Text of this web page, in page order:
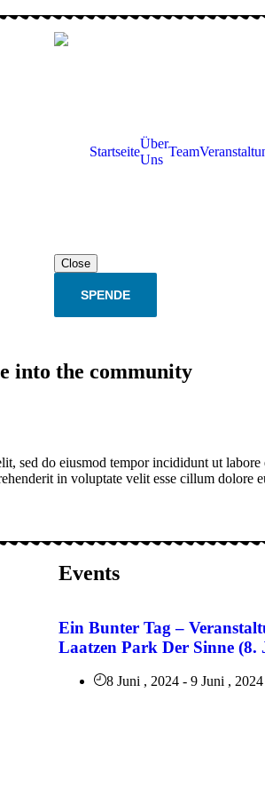
Startseite
Über
Uns
Team
Close
SPENDE
into the community
sed do eiusmod tempor incididunt ut
in voluptate velit esse cillum
Events
Ein Bunter Tag –
Laatzen Park Der Sinne (8.
8 Juni , 2024- 9 Juni , 2024